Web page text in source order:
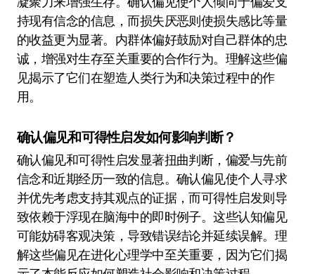
持现有信念的信息，而损失厌恶则使损失感比等量
的收益更为显著。内群体偏好鼓励对自己群体的忠
诚，增强对生存至关重要的合作行为。理解这些偏
见揭示了它们在塑造人类行为和决策过程中的作
用。
确认偏见和可得性启发如何影响判断？
确认偏见和可得性启发显著扭曲判断，偏爱与先前
信念和近期经历一致的信息。确认偏见使个人寻求
并优先考虑支持其观点的证据，而可得性启发则导
致依赖于浮现在脑海中的即时例子。这些认知偏见
可能妨碍客观决策，导致错误结论并延续误解。理
解这些偏见在进化心理学中至关重要，因为它们揭